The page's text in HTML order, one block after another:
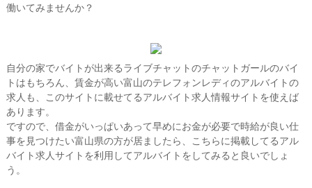
働いてみませんか？
自分の家でバイトが出来るライブチャットのチャットガールのバイ
トはもちろん、賃金が高い富山のテレフォンレディのアルバイトの
求人も、このサイトに載せてるアルバイト求人情報サイトを使えば
あります。
ですので、借金がいっぱいあって早めにお金が必要で時給が良い仕
事を見つけたい富山県の方が居ましたら、こちらに掲載してるアル
バイト求人サイトを利用してアルバイトをしてみると良いでしょ
う。